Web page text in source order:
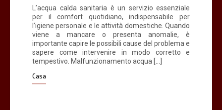
L’acqua calda sanitaria è un servizio essenziale
per il comfort quotidiano, indispensabile per
l’igiene personale e le attività domestiche. Quando
viene a mancare o presenta anomalie, è
importante capire le possibili cause del problema e
sapere come intervenire in modo corretto e
tempestivo. Malfunzionamento acqua […]
Casa